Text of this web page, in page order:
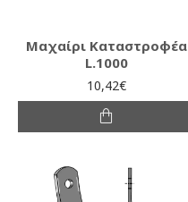
Μαχαίρι Καταστροφέα
L.1000
10,42€